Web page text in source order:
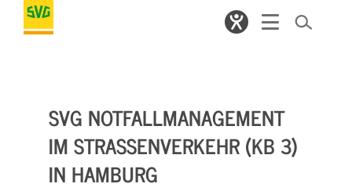
SVG NOTFALLMANAGEMENT
IM STRASSENVERKEHR (KB 3) I
N HAMBURG